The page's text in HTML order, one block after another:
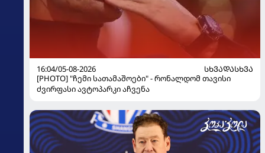
16:04/05-08-2026
ᲡᲮᲕᲐᲓᲐᲡᲮᲕᲐ
[PHOTO] "ჩემი სათამაშოები" - რონალდომ თავისი
ძვირფასი ავტოპარკი აჩვენა